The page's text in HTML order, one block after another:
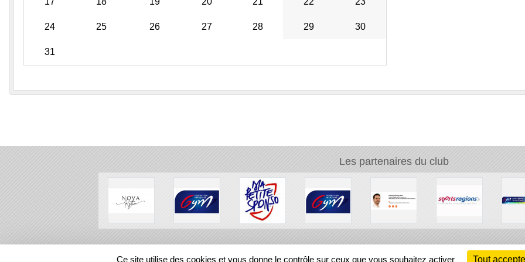
24 25 26 27 28 29 30
31
Les partenaires du club
REGIONS
Ce site utilise des cookies et vous donne le contrôle sur ceux que vous souhaitez activer Tout